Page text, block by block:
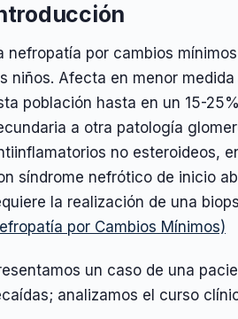
nefropatía por cambios
niños. Afecta en menor
población hasta en un 15-
a otra patología
no esteroideos,
síndrome nefrótico de inicio
la realización de una
por Cambios Mínimos)
un caso de una
analizamos el curso